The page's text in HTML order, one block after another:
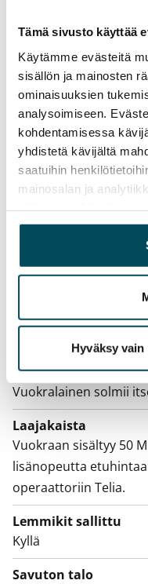
Tämä sivusto käyttää
Käytämme evästeitä
sisällön ja mainosten
ominaisuuksien
analysoimiseen.
kohdentamisessa
yhdistetä kävijältä
saatuihin
mainosalan ja
yhdistää näitä tietoja
heille tai joita on
palvelujaan.
Hyväksy
Sopimus ja
Vapautuminen
Vuokrattu
Varallisuusrajat
Ei
Vuokra
Vuokravakuus
Kotivakuutus
Vesimaksu
Sähkömaksu
Vuokralainen solmii
Laajakaista
Vuokraan sisältyy 50
lisänopeutta
operaattoriin Telia.
Lemmikit sallittu
Kyllä
Savuton talo